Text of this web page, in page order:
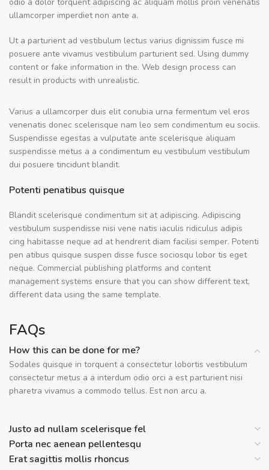
ullamcorper imperdiet non ante a.
Ut a parturient ad vestibulum lectus varius dignissim fusce mi
posuere ante vivamus vestibulum parturient sed. Using dummy
content or fake information in the. Web design process can
result in products with unrealistic.
Varius a ullamcorper duis elit conubia urna fermentum vel eros
venenatis donec scelerisque nam leo sem condimentum eu sociis.
Suspendisse egestas a vulputate ante scelerisque aliquam
suspendisse metus a a condimentum eu vestibulum vestibulum
dui posuere tincidunt blandit.
Potenti penatibus quisque
Blandit scelerisque condimentum sit at adipiscing. Adipiscing
vestibulum suspendisse nisi vene natis iaculis ridiculus adipis
cing habitasse neque ad at hendrerit diam facilisi semper. Potenti
pen atibus quisque suspen disse fusce sociosqu lobor tis eget
neque. Commercial publishing platforms and content
management systems ensure that you can show different text,
different data using the same template.
FAQs
How this can be done for me?
Sodales quisque in torquent a consectetur lobortis vestibulum
consectetur metus a a interdum odio orci a est parturient nisi
pharetra vivamus a commodo tellus. Est non arcu a.
Justo ad nullam scelerisque fel
Porta nec aenean pellentesqu
Erat sagittis mollis rhoncus